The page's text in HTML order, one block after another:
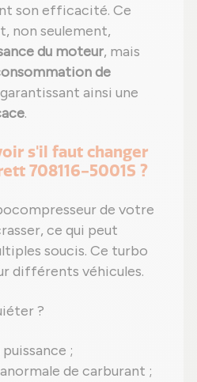
son efficacité. Ce
non seulement,
du moteur, mais
de
ainsi une
.
s'il faut changer
708116-5001S ?
de votre
ce qui peut
soucis. Ce turbo
différents véhicules.
?
;
de carburant ;